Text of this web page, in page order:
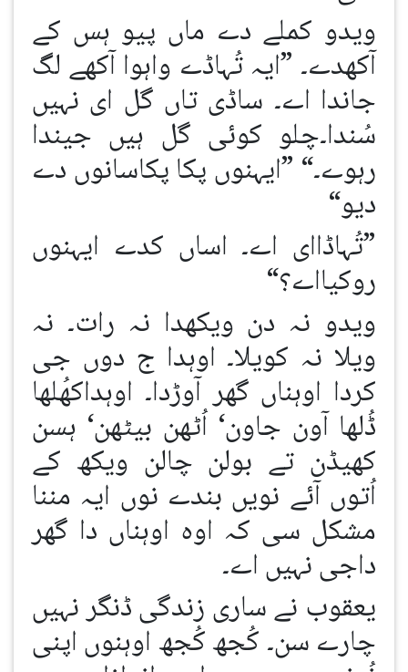
ویدو کملے دے ماں پیو ہس کے
آکھدے۔ ”ایہ تُہاڈے واہوا آکھے لگ
جاندا اے۔ ساڈی تاں گل ای نہیں
سُندا۔چلو کوئی گل ہیں جیندا
رہوے۔“ ”ایہنوں پکا پکاسانوں دے
دیو“
”تُہاڈاای اے۔ اساں کدے ایہنوں
روکیااے؟“
ویدو نہ دن ویکھدا نہ رات۔ نہ
ویلا نہ کویلا۔ اوہدا ج دوں جی
کردا اوہناں گھر آوڑدا۔ اوہداکھُلھا
ڈُلھا آون جاون‘ اُٹھن بیٹھن‘ ہسن
کھیڈن تے بولن چالن ویکھ کے
اُتوں آئے نویں بندے نوں ایہ مننا
مشکل سی کہ اوہ اوہناں دا گھر
داجی نہیں اے۔
یعقوب نے ساری زندگی ڈنگر نہیں
چارے سن۔ کُجھ کُجھ اوہنوں اپنی